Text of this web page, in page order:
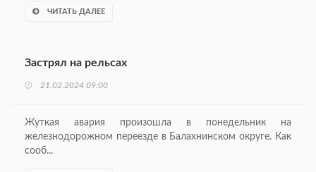
ЧИТАТЬ ДАЛЕЕ
Застрял на рельсах
21.02.2024 09:00
Жуткая авария произошла в понедельник на
железнодорожном переезде в Балахнинском округе. Как
сооб...